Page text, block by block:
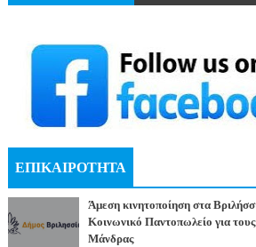
ΕΠΙΚΑΙΡΟΤΗΤΑ
Άμεση κινητοποίηση στα
Κοινωνικό Παντοπωλείο για
Μάνδρας